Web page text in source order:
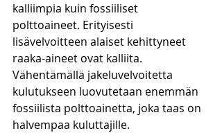
kalliimpia kuin fossiiliset
polttoaineet. Erityisesti
lisävelvoitteen alaiset kehittyneet
raaka-aineet ovat kalliita.
Vähentämällä jakeluvelvoitetta
kulutukseen luovutetaan enemmän
fossiilista polttoainetta, joka taas on
halvempaa kuluttajille.